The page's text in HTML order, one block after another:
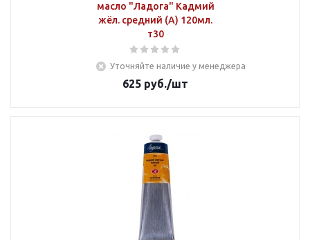
масло "Ладога" Кадмий
жёл. средний (А) 120мл.
т30
Уточняйте наличие у менеджера
625 руб./шт